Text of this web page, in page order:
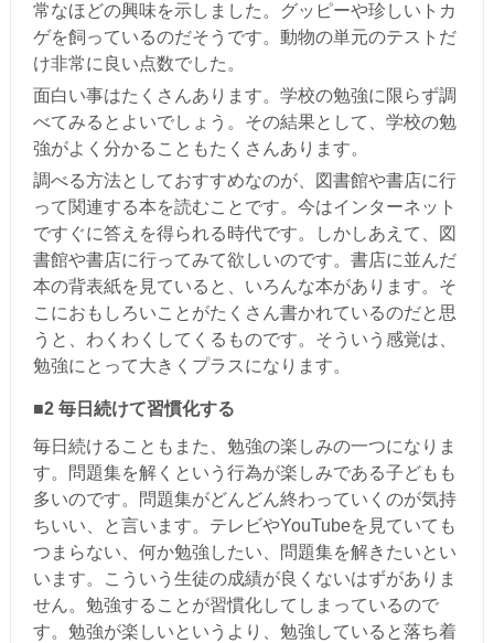
常なほどの興味を示しました。グッピーや珍しいトカ
ゲを飼っているのだそうです。動物の単元のテストだ
け非常に良い点数でした。
面白い事はたくさんあります。学校の勉強に限らず調
べてみるとよいでしょう。その結果として、学校の勉
強がよく分かることもたくさんあります。
調べる方法としておすすめなのが、図書館や書店に行
って関連する本を読むことです。今はインターネット
ですぐに答えを得られる時代です。しかしあえて、図
書館や書店に行ってみて欲しいのです。書店に並んだ
本の背表紙を見ていると、いろんな本があります。そ
こにおもしろいことがたくさん書かれているのだと思
うと、わくわくしてくるものです。そういう感覚は、
勉強にとって大きくプラスになります。
■2 毎日続けて習慣化する
毎日続けることもまた、勉強の楽しみの一つになりま
す。問題集を解くという行為が楽しみである子どもも
多いのです。問題集がどんどん終わっていくのが気持
ちいい、と言います。テレビやYouTubeを見ていても
つまらない、何か勉強したい、問題集を解きたいとい
います。こういう生徒の成績が良くないはずがありま
せん。勉強することが習慣化してしまっているので
す。勉強が楽しいというより、勉強していると落ち着